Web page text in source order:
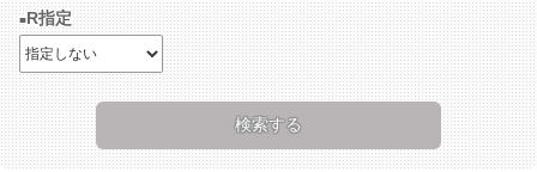
R指定